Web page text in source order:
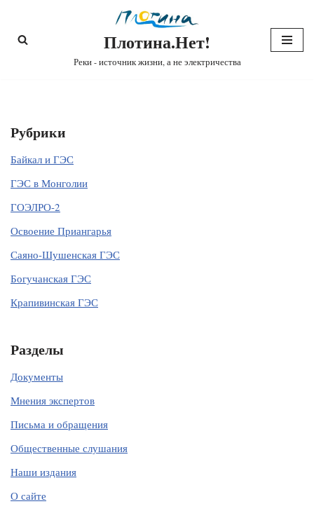
Перейти
Плотина.Нет!
Реки - источник жизни, а не электричества
Рубрики
Байкал и ГЭС
ГЭС в Монголии
ГОЭЛРО-2
Освоение Приангарья
Саяно-Шушенская ГЭС
Богучанская ГЭС
Крапивинская ГЭС
Разделы
Документы
Мнения экспертов
Письма и обращения
Общественные слушания
Наши издания
О сайте